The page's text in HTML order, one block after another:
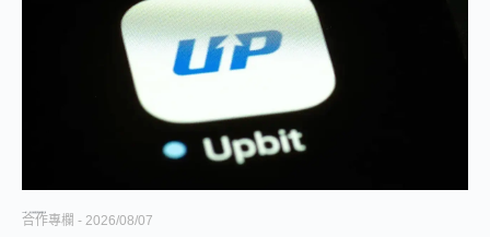
合作專欄 2026/08/07